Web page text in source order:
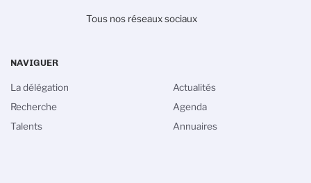
Tous nos réseaux sociaux
NAVIGUER
La délégation
Recherche
Talents
Actualités
Agenda
Annuaires